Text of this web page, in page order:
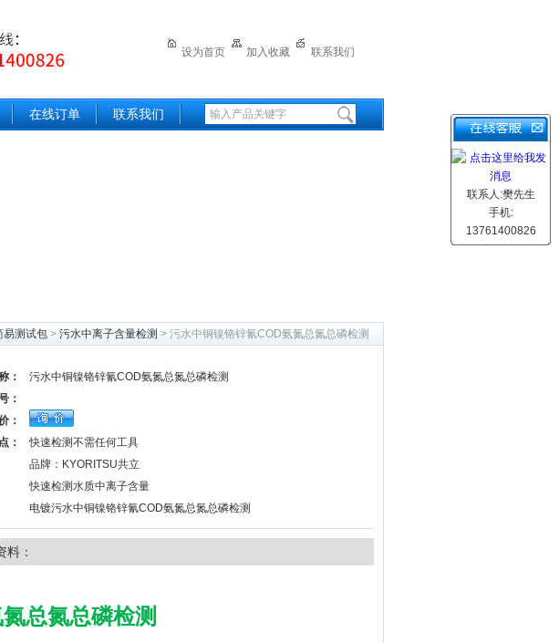
设为首页 加入收藏 联系我们
在线订单 联系我们
易测试包 > 污水中离子含量检测 > 污水中铜镍铬锌氰COD氨氮总氮总磷检测
：
污水中铜镍铬锌氰COD氨氮总氮总磷检测
：
：
：
快速检测不需任何工具
品牌：KYORITSU共立
快速检测水质中离子含量
电镀污水中铜镍铬锌氰COD氨氮总氮总磷检测
料：
总氮总磷检测
联系人:樊先生
手机:
13761400826